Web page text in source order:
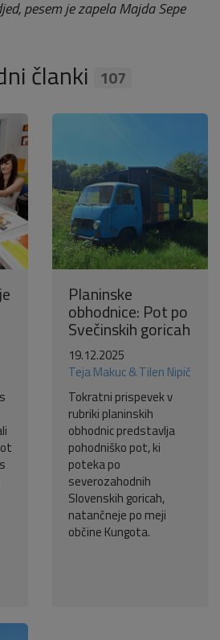
pesem je zapela Majda Sepe
članki 107
Planinske
obhodnice: Pot po
Svečinskih goricah
19.12.2025
Teja Makuc & Tilen Nipič
Tokratni prispevek v
rubriki planinskih
obhodnic predstavlja
pohodniško pot, ki
poteka po
severozahodnih
Slovenskih goricah,
natančneje po meji
občine Kungota.